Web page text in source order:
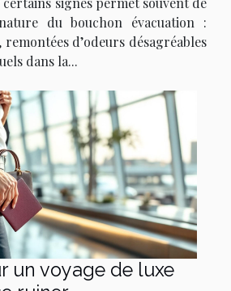
du bouchon évacuation :
d’odeurs désagréables
dans la...
un voyage de luxe